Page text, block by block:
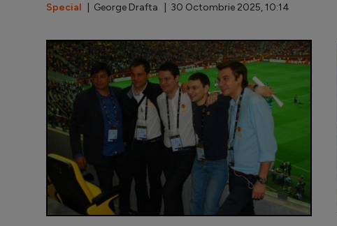
Special | George Drafta | 30 Octombrie 2025, 10:14